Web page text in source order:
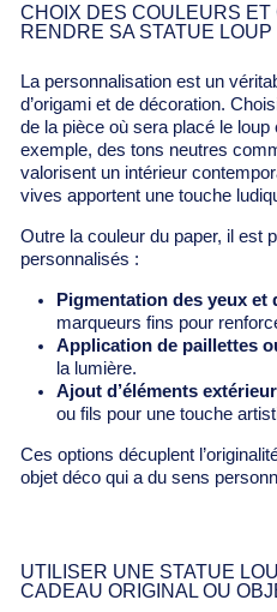
CHOIX DES COULEURS ET
RENDRE SA STATUE LOUP
La personnalisation est un
d’origami et de décoration.
de la pièce où sera placé le
exemple, des tons neutres
valorisent un intérieur
vives apportent une touche
Outre la couleur du paper, il est
personnalisés :
Pigmentation des yeux et
marqueurs fins pour
Application de paillettes
la lumière.
Ajout d’éléments
ou fils pour une touche
Ces options décuplent
objet déco qui a du sens
UTILISER UNE STATUE
CADEAU ORIGINAL OU